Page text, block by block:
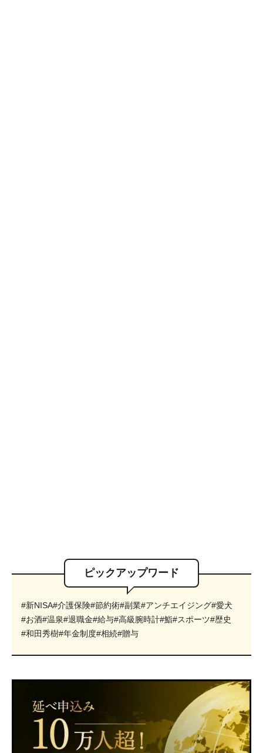
ピックアップワード
#新NISA#介護保険#節約術#副業#アンチエイジング#愛犬
#お酒#温泉#退職金#給与#高級腕時計#鮨#スポーツ#歴史
#和田秀樹#年金制度#相続#贈与